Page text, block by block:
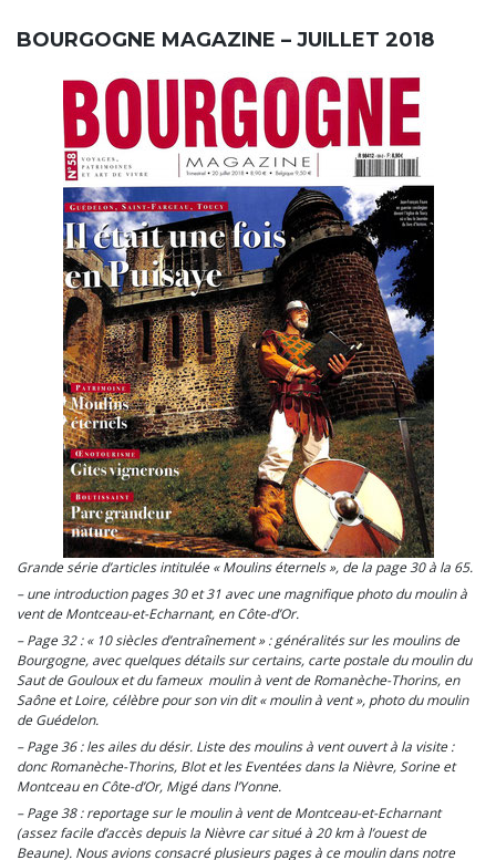
BOURGOGNE MAGAZINE – JUILLET 2018
Grande série d’articles intitulée « Moulins éternels », de la page 30 à la 65.
– une introduction pages 30 et 31 avec une magnifique photo du moulin à
vent de Montceau-et-Echarnant, en Côte-d’Or.
– Page 32 : « 10 siècles d’entraînement » : généralités sur les moulins de
Bourgogne, avec quelques détails sur certains, carte postale du moulin du
Saut de Gouloux et du fameux moulin à vent de Romanèche-Thorins, en
Saône et Loire, célèbre pour son vin dit « moulin à vent », photo du moulin
de Guédelon.
– Page 36 : les ailes du désir. Liste des moulins à vent ouvert à la visite :
donc Romanèche-Thorins, Blot et les Eventées dans la Nièvre, Sorine et
Montceau en Côte-d’Or, Migé dans l’Yonne.
– Page 38 : reportage sur le moulin à vent de Montceau-et-Echarnant
(assez facile d’accès depuis la Nièvre car situé à 20 km à l’ouest de
Beaune). Nous avions consacré plusieurs pages à ce moulin dans notre